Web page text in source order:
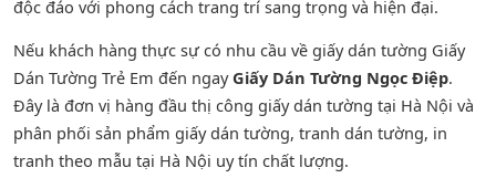
độc đáo với phong cách trang trí sang trọng và hiện đại.
Nếu khách hàng thực sự có nhu cầu về giấy dán tường Giấy
Dán Tường Trẻ Em đến ngayGiấy Dán Tường Ngọc Điệp.
Đây là đơn vị hàng đầu thị công giấy dán tường tại Hà Nội và
phân phối sản phẩm giấy dán tường, tranh dán tường, in
tranh theo mẫu tại Hà Nội uy tín chất lượng.